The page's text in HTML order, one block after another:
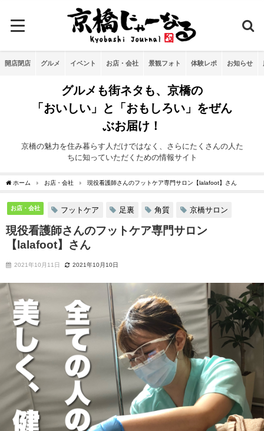
開店閉店 グルメ イベント お店・会社 景観フォト 体験レポ お知らせ
グルメも街ネタも、京橋の
「おいしい」と「おもしろい」をぜん
ぶお届け！
京橋の魅力を住み暮らす人だけではなく、さらにたくさんの人た
ちに知っていただくための情報サイト
ホーム お店・会社 現役看護師さんのフットケア専門サロン【lalafoot】さん
お店・会社 フットケア 足裏 角質 京橋サロン
現役看護師さんのフットケア専門サロン
【lalafoot】さん
2021年10月11日 2021年10月10日